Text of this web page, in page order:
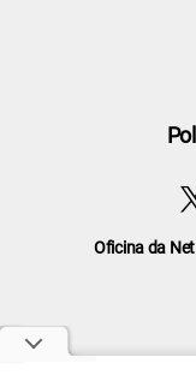
Oficina da